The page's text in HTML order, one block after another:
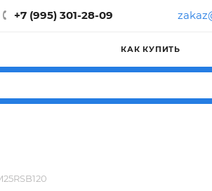
+7 (995) 301-28-09
КАК КУПИТЬ